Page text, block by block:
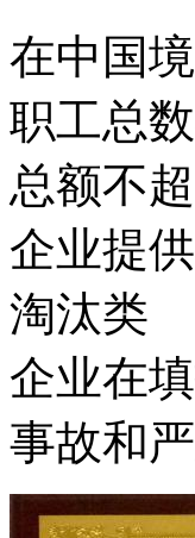
在中国
职工总
总额不
企业提
淘汰类
企业在
事故和